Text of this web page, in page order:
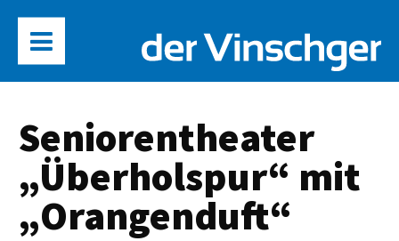
Seniorentheater
„Überholspur“ mit
„Orangenduft“